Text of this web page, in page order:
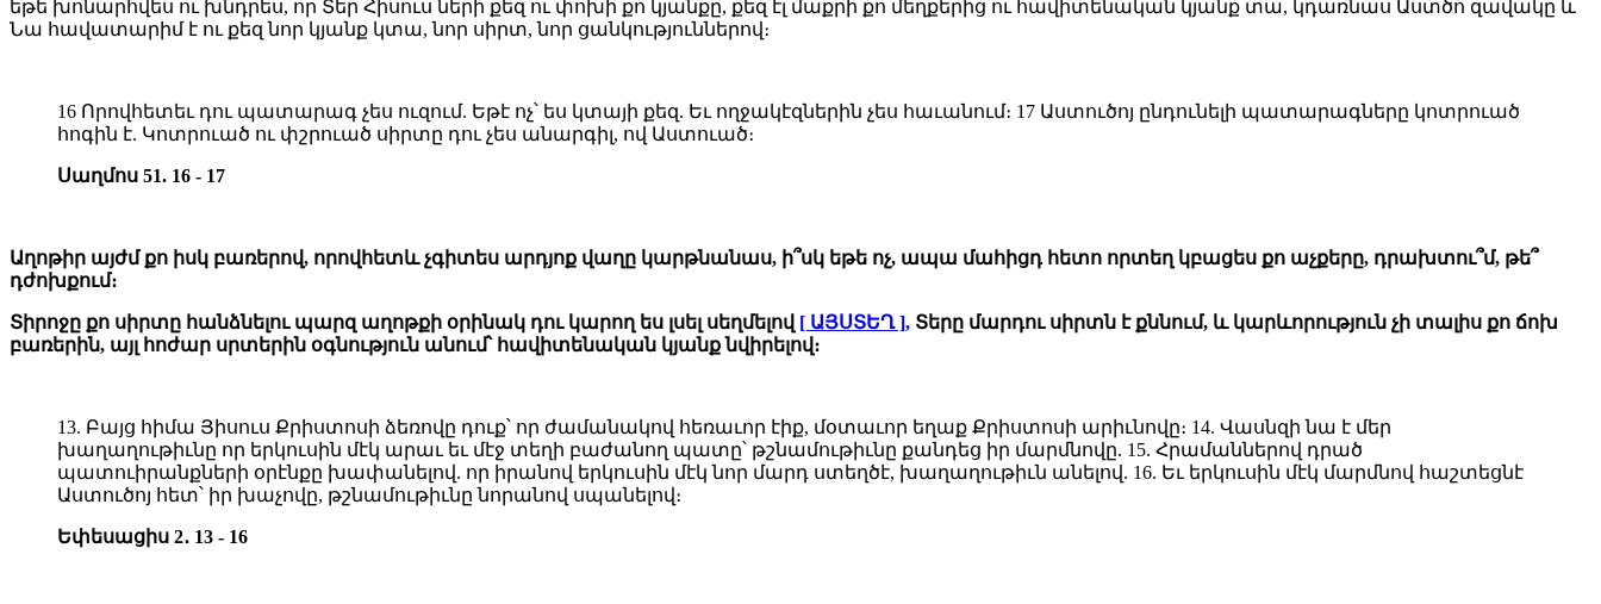
եթե խոնարհվես ու խնդրես, որ Տեր Հիսուս ների քեզ ու փոխի քո կյանքը, քեզ էլ մաքրի քո մեղքերից ու հավիտենական կյանք տա, կդառնաս Աստծո զավակը և
Նա հավատարիմ է ու քեզ նոր կյանք կտա, նոր սիրտ, նոր ցանկություններով։
16 Որովհետեւ դու պատարագ չես ուզում. Եթէ ոչ՝ ես կտայի քեզ. Եւ ողջակէզներին չես հաւանում։ 17 Աստուծոյ ընդունելի պատարագները կոտրուած
հոգին է. Կոտրուած ու փշրուած սիրտը դու չես անարգիլ, ով Աստուած։
Սաղմոս 51. 16 - 17
Աղոթիր այժմ քո իսկ բառերով, որովհետև չգիտես արդյոք վաղը կարթնանաս, ի՞սկ եթե ոչ, ապա մահիցդ հետո որտեղ կբացես քո աչքերը, դրախտու՞մ, թե՞
դժոխքում։
Տիրոջը քո սիրտը հանձնելու պարզ աղոթքի օրինակ դու կարող ես լսել սեղմելով [ ԱՅՍՏԵՂ ], Տերը մարդու սիրտն է քննում, և կարևորություն չի տալիս քո ճոխ
բառերին, այլ հոժար սրտերին օգնություն անում՝ հավիտենական կյանք նվիրելով։
13. Բայց հիմա Յիսուս Քրիստոսի ձեռովը դուք՝ որ ժամանակով հեռաւոր էիք, մօտաւոր եղաք Քրիստոսի արիւնովը։ 14. Վասնզի նա է մեր
խաղաղութիւնը որ երկուսին մէկ արաւ եւ մէջ տեղի բաժանող պատը՝ թշնամութիւնը քանդեց իր մարմնովը. 15. Հրամաններով դրած
պատուիրանքների օրէնքը խափանելով. որ իրանով երկուսին մէկ նոր մարդ ստեղծէ, խաղաղութիւն անելով. 16. Եւ երկուսին մէկ մարմնով հաշտեցնէ
Աստուծոյ հետ՝ իր խաչովը, թշնամութիւնը նորանով սպանելով։
Եփեսացիս 2․ 13 - 16